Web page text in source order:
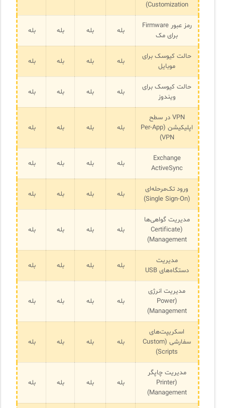
Customization)
رمز عبور Firmware
برای مک
بله بله بله بله
حالت کیوسک برای
موبایل
بله بله بله بله
حالت کیوسک برای
ویندوز
بله بله بله بله
VPN در سطح
اپلیکیشن (Per-App
VPN)
بله بله بله بله
Exchange
ActiveSync
بله بله بله بله
ورود تک‌مرحله‌ای
(Single Sign-On)
بله بله بله بله
مدیریت گواهی‌ها
(Certificate
Management)
بله بله بله بله
مدیریت
دستگاه‌های USB
بله بله بله بله
مدیریت انرژی
(Power
Management)
بله بله بله بله
اسکریپت‌های
سفارشی (Custom
Scripts)
بله بله بله بله
مدیریت چاپگر
(Printer
Management)
بله بله بله بله